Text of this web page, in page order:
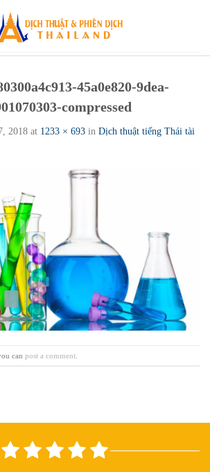
45a0e820-9dea-
compressed
2018 at 1233 × 693 in Dịch thuật tiếng Thái tài
can post a comment